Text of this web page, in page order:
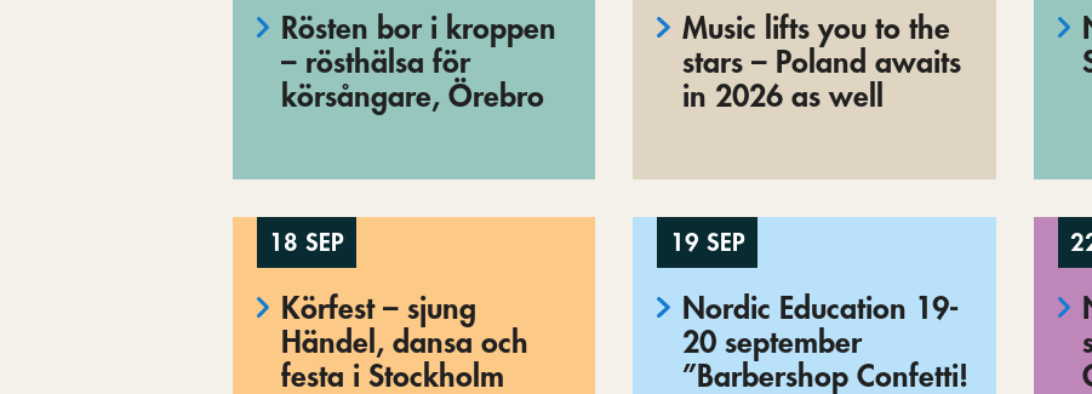
Rösten bor i kroppen
– rösthälsa för
körsångare, Örebro
Music lifts you to the
stars – Poland awaits
in 2026 as well
18 SEP
Körfest – sjung
Händel, dansa och
festa i Stockholm
19 SEP
Nordic Education 19-
20 september
”Barbershop Confetti!